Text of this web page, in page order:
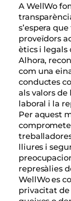
A WellWo
s’espera
proveïdors
ètics i legals
Alhora,
com una
conductes
als valors de
laboral i la
Per aquest
lliures i
represàlies
WellWo es
privacitat de